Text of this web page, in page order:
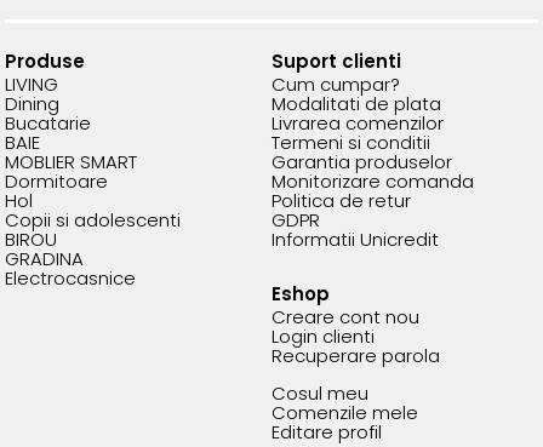
Produse
LIVING
Dining
Bucatarie
BAIE
MOBLIER SMART
Dormitoare
Hol
Copii si adolescenti
BIROU
GRADINA
Electrocasnice
Suport clienti
Cum cumpar?
Modalitati de plata
Livrarea comenzilor
Termeni si conditii
Garantia produselor
Monitorizare comanda
Politica de retur
GDPR
Informatii Unicredit
Eshop
Creare cont nou
Login clienti
Recuperare parola
Cosul meu
Comenzile mele
Editare profil